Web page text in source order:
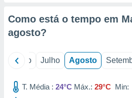
e
de
Como está o tempo em
agosto?
Junho Julho Agosto
T. Média : 24°C Máx.: 29°C Min: